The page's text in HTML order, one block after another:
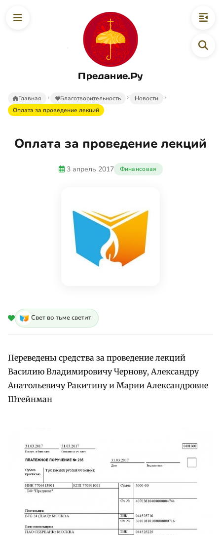
Предание.Ру
Главная Благотворительность
Новости
Оплата за проведение лекций
Оплата за проведение лекций
3 апрель 2017 Финансовая
Свет во тьме светит
Переведены средства за проведение лекций
Василию Владимировичу Чернову, Александру
Анатольевичу Ракитину и Марии Александровне
Штейнман